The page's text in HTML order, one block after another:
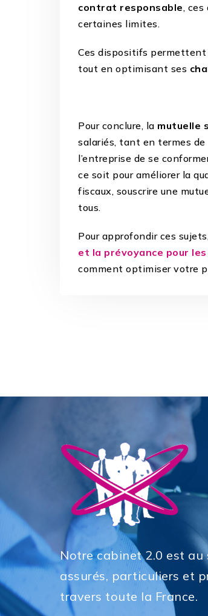
contrat responsable,
certaines limites.
Ces dispositifs permettent
tout en optimisant ses
Pour conclure, la mutuelle
salariés, tant en termes
l’entreprise de se
ce soit pour améliorer la
fiscaux, souscrire une
tous.
Pour approfondir ces
et la prévoyance pour
comment optimiser votre
Notre cabinet 2.0 est au
assurés, particuliers et
travers toute la France.